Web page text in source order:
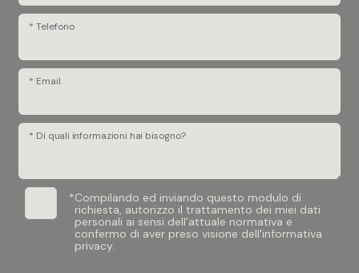
* Telefono
* Email
* Di quali informazioni hai bisogno?
*Compilando ed inviando questo modulo di
richiesta, autorizzo il trattamento dei miei dati
personali ai sensi dell'attuale normativa e
confermo di aver preso visione dell'informativa
privacy.